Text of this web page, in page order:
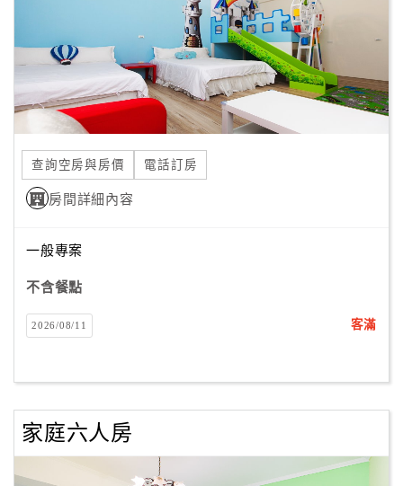
計
劃
品
宣
傳
查詢空房與房價 電話訂房
房間詳細內容
一般專案
不含餐點
2026/08/11 客滿
家庭六人房